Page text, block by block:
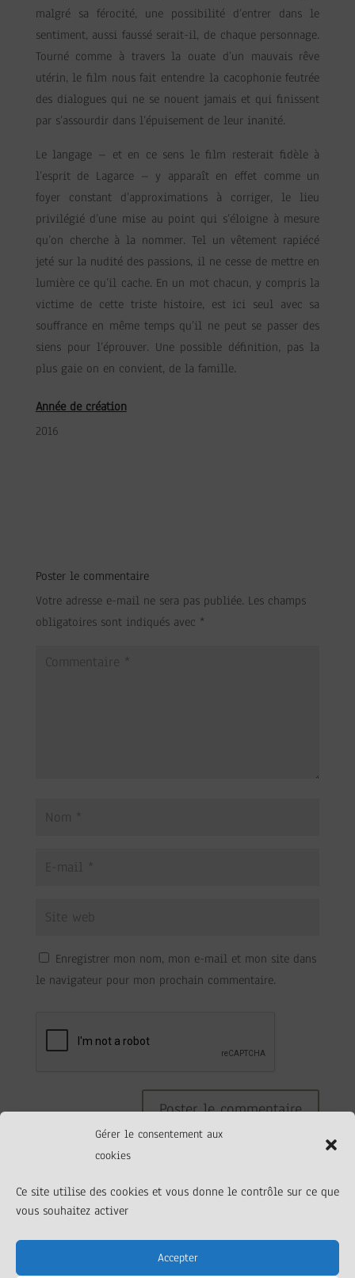
Gérer le consentement aux
cookies
Ce site utilise des cookies et vous donne le contrôle sur ce que
vous souhaitez activer
Accepter
malgré sa férocité, une possibilité d’entrer dans le
sentiment, aussi faussé serait-il, de chaque personnage.
Tourné comme à travers la ouate d’un mauvais rêve
utérin, le film nous fait entendre la cacophonie feutrée
des dialogues qui ne se nouent jamais et qui finissent
par s’assourdir dans l’épuisement de leur inanité.
Le langage – et en ce sens le film resterait fidèle à
l’esprit de Lagarce – y apparaît en effet comme un
foyer constant d’approximations à corriger, le lieu
privilégié d’une mise au point qui s’éloigne à mesure
qu’on cherche à la nommer. Tel un vêtement rapiécé
jeté sur la nudité des passions, il ne cesse de mettre en
lumière ce qu’il cache. En un mot chacun, y compris la
victime de cette triste histoire, est ici seul avec sa
souffrance en même temps qu’il ne peut se passer des
siens pour l’éprouver. Une possible définition, pas la
plus gaie on en convient, de la famille.
Année de création
2016
Poster le commentaire
Votre adresse e-mail ne sera pas publiée. Les champs
obligatoires sont indiqués avec *
Enregistrer mon nom, mon e-mail et mon site dans
le navigateur pour mon prochain commentaire.